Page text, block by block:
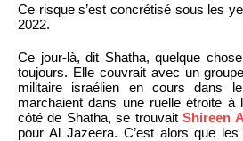
Ce risque s’est concrétisé sous les
2022.
Ce jour-là, dit Shatha, quelque
toujours. Elle couvrait avec un
militaire israélien en cours dans
marchaient dans une ruelle étroite
côté de Shatha, se trouvaitShireen
pour Al Jazeera. C’est alors que